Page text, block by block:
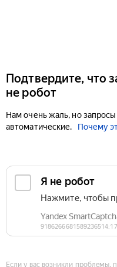
Подтвердите, что
не робот
Нам очень жаль, но
автоматические.
Почему
Если у вас возникли проблемы,